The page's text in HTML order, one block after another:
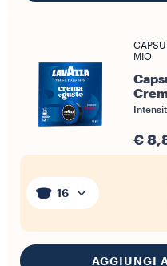
MIO
€
16
AGGIUNGI